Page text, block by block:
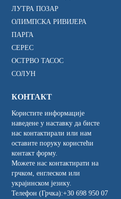
ЛУТРА ПОЗАР
ОЛИМПСКА РИВИЈЕРА
ПАРГА
СЕРЕС
ОСТРВО ТАСОС
СОЛУН
КОНТАКТ
Користите информације
наведене у наставку да бисте
нас контактирали или нам
оставите поруку користећи
контакт форму.
Можете нас контактирати на
грчком, енглеском или
украјинском језику.
Телефон (Грчка):+30 698 950 07